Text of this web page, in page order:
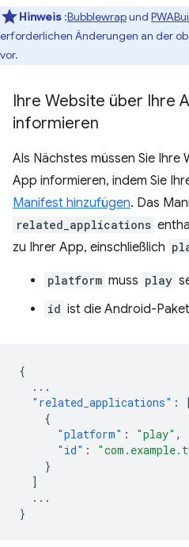
Hinweis :Bubblewrapund
erforderlichen Änderungen an der
vor.
Ihre Website über Ihre
informieren
Als Nächstes müssen Sie
App informieren, indem Sie
Manifest hinzufügen. Das
related_applications
zu Ihrer App, einschließlich
platform muss play
id ist die Android-
{
...
"related_applications" :
{
"platform" : "play" ,
"id" :
}
]
...
}